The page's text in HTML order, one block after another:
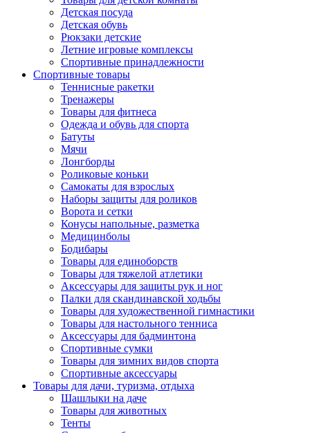
Детская посуда
Детская обувь
Рюкзаки детские
Летние игровые комплексы
Спортивные принадлежности
Спортивные товары
Теннисные ракетки
Тренажеры
Товары для фитнеса
Одежда и обувь для спорта
Батуты
Мячи
Лонгборды
Роликовые коньки
Самокаты для взрослых
Наборы защиты для роликов
Ворота и сетки
Конусы напольные, разметка
Медицинболы
Бодибары
Товары для единоборств
Товары для тяжелой атлетики
Аксессуары для защиты рук и ног
Палки для скандинавской ходьбы
Товары для художественной гимнастики
Товары для настольного тенниса
Аксессуары для бадминтона
Спортивные сумки
Товары для зимних видов спорта
Спортивные аксессуары
Товары для дачи, туризма, отдыха
Шашлыки на даче
Товары для животных
Тенты